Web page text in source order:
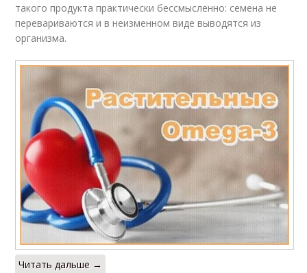
такого продукта практически бессмысленно: семена не
перевариваются и в неизменном виде выводятся из
организма.
Читать дальше →